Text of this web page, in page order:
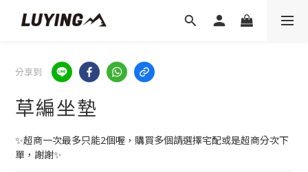
分享到
草編坐墊
✨超商一次最多只能2個喔，購買多個請選擇宅配或是超商分次下
單，謝謝✨